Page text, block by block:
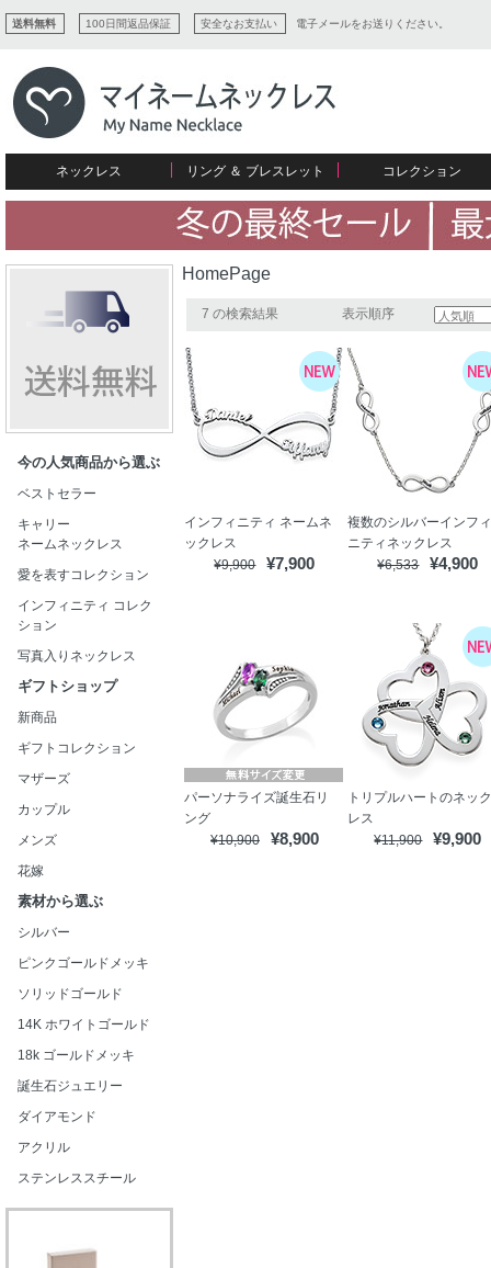
送料無料 100日間返品保証 安全なお支払い 電子メールをお送りください。
ネックレス
すべてコレクションを見る
ネームネックレス
プチネームネックレス
リング ＆ ブレスレット
リング
愛のブレスレット
コレクション
愛を表すコレクション
イニシャルジュエリー
誕生石コレクション
バーネックレスコレクション
ディスクとサークルのコレクション
ネームプレビュー
マザーズ
メンズ
ギフトコレクション
今の人気商品から選ぶ
ベストセラー
キャリー
ネームネックレス
愛を表すコレクション
インフィニティ コレク
ション
写真入りネックレス
ギフトショップ
新商品
ギフトコレクション
マザーズ
カップル
メンズ
花嫁
素材から選ぶ
シルバー
ピンクゴールドメッキ
ソリッドゴールド
14K ホワイトゴールド
18k ゴールドメッキ
誕生石ジュエリー
ダイアモンド
アクリル
ステンレススチール
HomePage
7 の検索結果 表示順序
インフィニティ ネームネ
ックレス
¥9,900
¥7,900
複数のシルバーインフ
ニティネックレス
¥6,533
¥4,900
パーソナライズ誕生石リ
ング
¥10,900
¥8,900
トリプルハートのネッ
レス
¥11,900
¥9,900